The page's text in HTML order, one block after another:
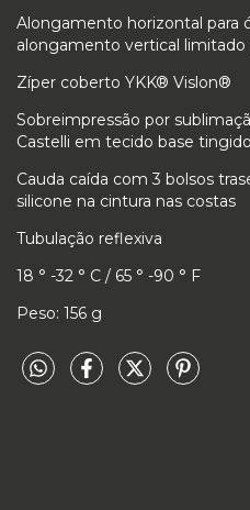
Alongamento horizontal para
alongamento vertical limitado
Zíper coberto YKK® Vislon®
Sobreimpressão por
Castelli em tecido base tingido
Cauda caída com 3 bolsos
silicone na cintura nas costas
Tubulação reflexiva
18 ° -32 ° C / 65 ° -90 ° F
Peso: 156 g